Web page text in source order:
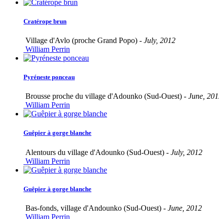
Cratérope brun
Village d'Avlo (proche Grand Popo) - July, 2012
William Perrin
Pyréneste ponceau
Brousse proche du village d'Adounko (Sud-Ouest) - June,
William Perrin
Guêpier à gorge blanche
Alentours du village d'Adounko (Sud-Ouest) - July, 2012
William Perrin
Guêpier à gorge blanche
Bas-fonds, village d'Andounko (Sud-Ouest) - June, 2012
William Perrin